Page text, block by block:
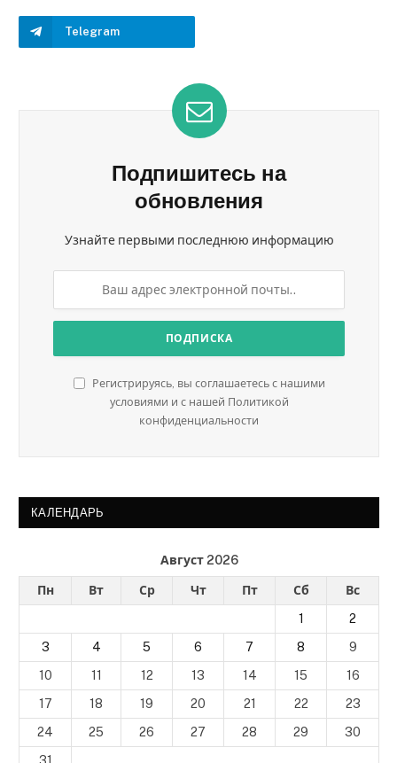
Telegram
Подпишитесь на
обновления
Узнайте первыми последнюю информацию
Регистрируясь, вы соглашаетесь с нашими
условиями и с нашей Политикой
конфиденциальности
КАЛЕНДАРЬ
Август 2026
Пн Вт Ср Чт Пт Сб
Вс
1
2
3
4 5 6 7 8
9
10
11 12 13 14 15
16
17
18 19 20 21 22
23
24
25 26 27 28 29
30